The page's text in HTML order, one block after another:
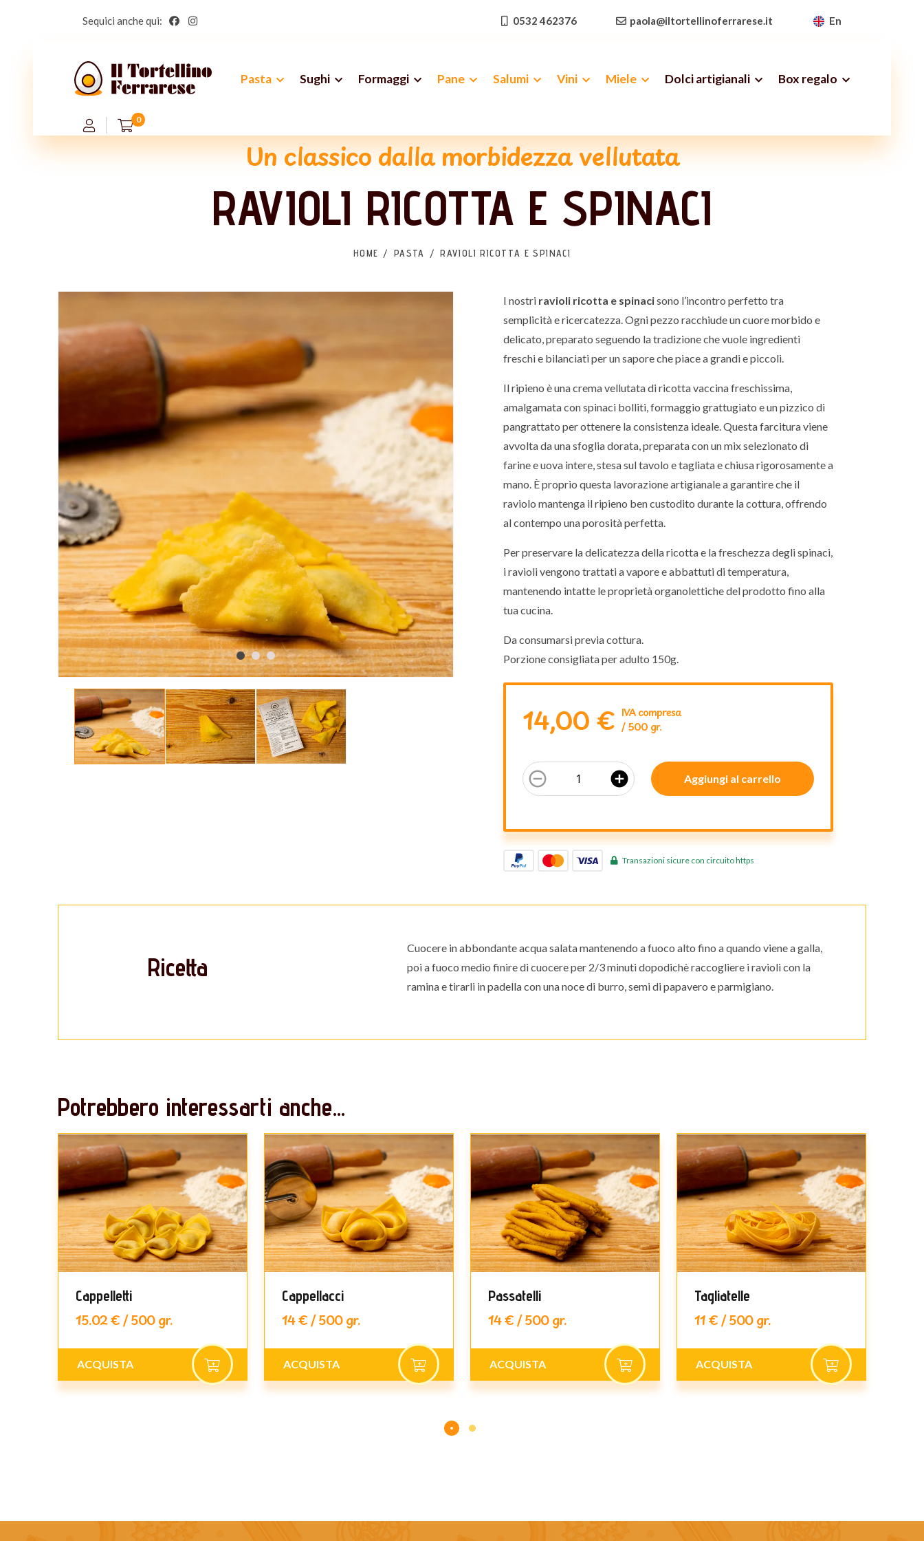
Sequici anche qui: 0532 462376 paola@iltortellinoferrarese.it En
Pasta Sughi Formaggi Pane Salumi Vini Miele Dolci artigianali Box regalo
0
Un classico dalla morbidezza vellutata
RAVIOLI RICOTTA E SPINACI
HOME PASTA RAVIOLI RICOTTA E SPINACI
I nostri ravioli ricotta e spinacisono l’incontro perfetto tra
semplicità e ricercatezza. Ogni pezzo racchiude un cuore morbido e
delicato, preparato seguendo la tradizione che vuole ingredienti
freschi e bilanciati per un sapore che piace a grandi e piccoli.
Il ripieno è una crema vellutata di ricotta vaccina freschissima,
amalgamata con spinaci bolliti, formaggio grattugiato e un pizzico di
pangrattato per ottenere la consistenza ideale. Questa farcitura viene
avvolta da una sfoglia dorata, preparata con un mix selezionato di
farine e uova intere, stesa sul tavolo e tagliata e chiusa rigorosamente a
mano. È proprio questa lavorazione artigianale a garantire che il
raviolo mantenga il ripieno ben custodito durante la cottura, offrendo
al contempo una porosità perfetta.
Per preservare la delicatezza della ricotta e la freschezza degli spinaci,
i ravioli vengono trattati a vapore e abbattuti di temperatura,
mantenendo intatte le proprietà organolettiche del prodotto fino alla
tua cucina.
Da consumarsi previa cottura.
Porzione consigliata per adulto 150g.
14,00 € IVA compresa
/ 500 gr.
remove_circle_outline add_circle Aggiungi al carrello
Transazioni sicure con circuito https
Ricetta
Cuocere in abbondante acqua salata mantenendo a fuoco alto fino a quando viene a galla,
poi a fuoco medio finire di cuocere per 2/3 minuti dopodichè raccogliere i ravioli con la
ramina e tirarli in padella con una noce di burro, semi di papavero e parmigiano.
Potrebbero interessarti anche...
Cappelletti
15.02 € / 500 gr.
ACQUISTA
Cappellacci
14 € / 500 gr.
ACQUISTA
Passatelli
14 € / 500 gr.
ACQUISTA
Tagliatelle
11 € / 500 gr.
ACQUISTA